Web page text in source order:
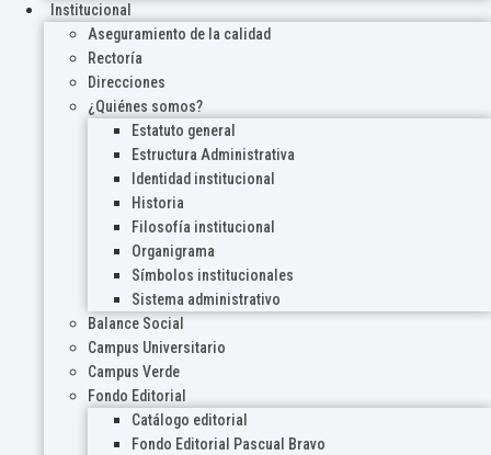
Institucional
Aseguramiento de la calidad
Rectoría
Direcciones
¿Quiénes somos?
Estatuto general
Estructura Administrativa
Identidad institucional
Historia
Filosofía institucional
Organigrama
Símbolos institucionales
Sistema administrativo
Balance Social
Campus Universitario
Campus Verde
Fondo Editorial
Catálogo editorial
Fondo Editorial Pascual Bravo